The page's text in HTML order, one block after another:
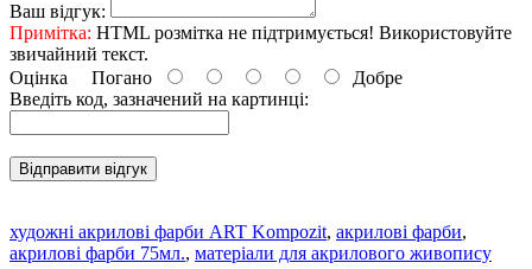
Ваш відгук:
Примітка: HTML розмітка не підтримується! Використовуйте
звичайний текст.
Оцінка Погано
Добре
Введіть код, зазначений на картинці:
Відправити відгук
художні акрилові фарби ART Kompozit, акрилові фарби,
акрилові фарби 75мл., матеріали для акрилового живопису